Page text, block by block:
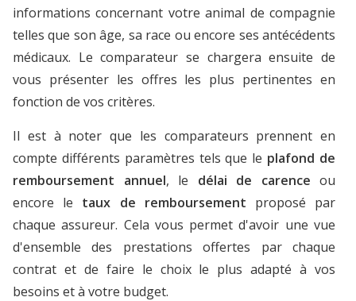
informations concernant votre animal de compagnie
telles que son âge, sa race ou encore ses antécédents
médicaux. Le comparateur se chargera ensuite de
vous présenter les offres les plus pertinentes en
fonction de vos critères.
Il est à noter que les comparateurs prennent en
compte différents paramètres tels que le plafond de
remboursement annuel, le délai de carence ou
encore le taux de remboursement proposé par
chaque assureur. Cela vous permet d'avoir une vue
d'ensemble des prestations offertes par chaque
contrat et de faire le choix le plus adapté à vos
besoins et à votre budget.